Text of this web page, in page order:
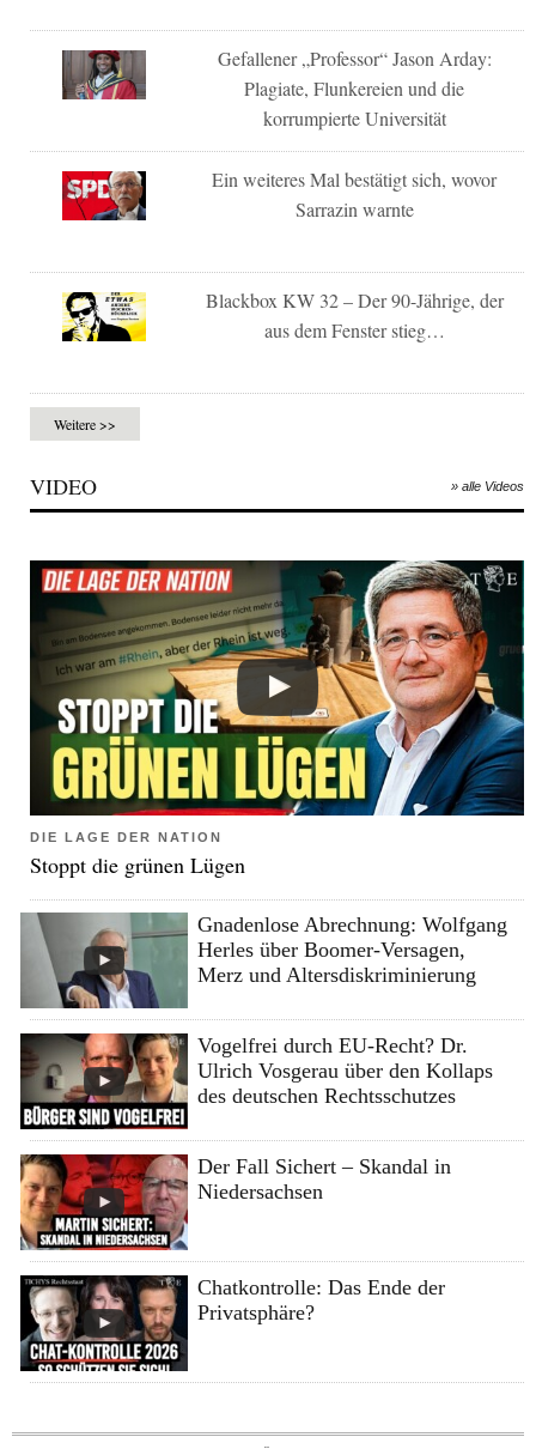
Gefallener „Professor“ Jason Arday:
Plagiate, Flunkereien und die
korrumpierte Universität
Ein weiteres Mal bestätigt sich, wovor
Sarrazin warnte
Blackbox KW 32 – Der 90-Jährige, der
aus dem Fenster stieg…
Weitere >>
VIDEO » alle Videos
DIE LAGE DER NATION
Stoppt die grünen Lügen
Gnadenlose Abrechnung: Wolfgang
Herles über Boomer-Versagen,
Merz und Altersdiskriminierung
Vogelfrei durch EU-Recht? Dr.
Ulrich Vosgerau über den Kollaps
des deutschen Rechtsschutzes
Der Fall Sichert – Skandal in
Niedersachsen
Chatkontrolle: Das Ende der
Privatsphäre?